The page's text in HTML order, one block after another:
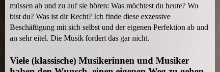
müssen ab und zu auf sie hören: Was möchtest du heute? Wo
bist du? Was ist dir Recht? Ich finde diese exzessive
Beschäftigung mit sich selbst und der eigenen Perfektion ab und
an sehr eitel. Die Musik fordert das gar nicht.
Viele (klassische) Musikerinnen und Musiker